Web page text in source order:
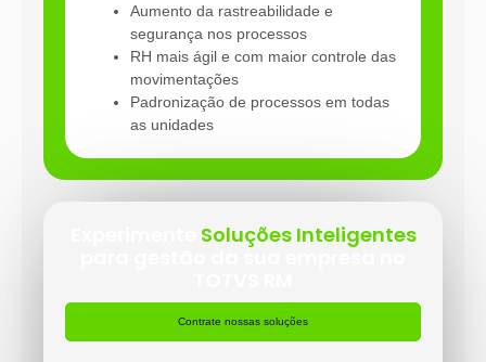
Aumento da rastreabilidade e
segurança nos processos
RH mais ágil e com maior controle das
movimentações
Padronização de processos em todas
as unidades
Soluções Inteligentes
Contrate nossas soluções